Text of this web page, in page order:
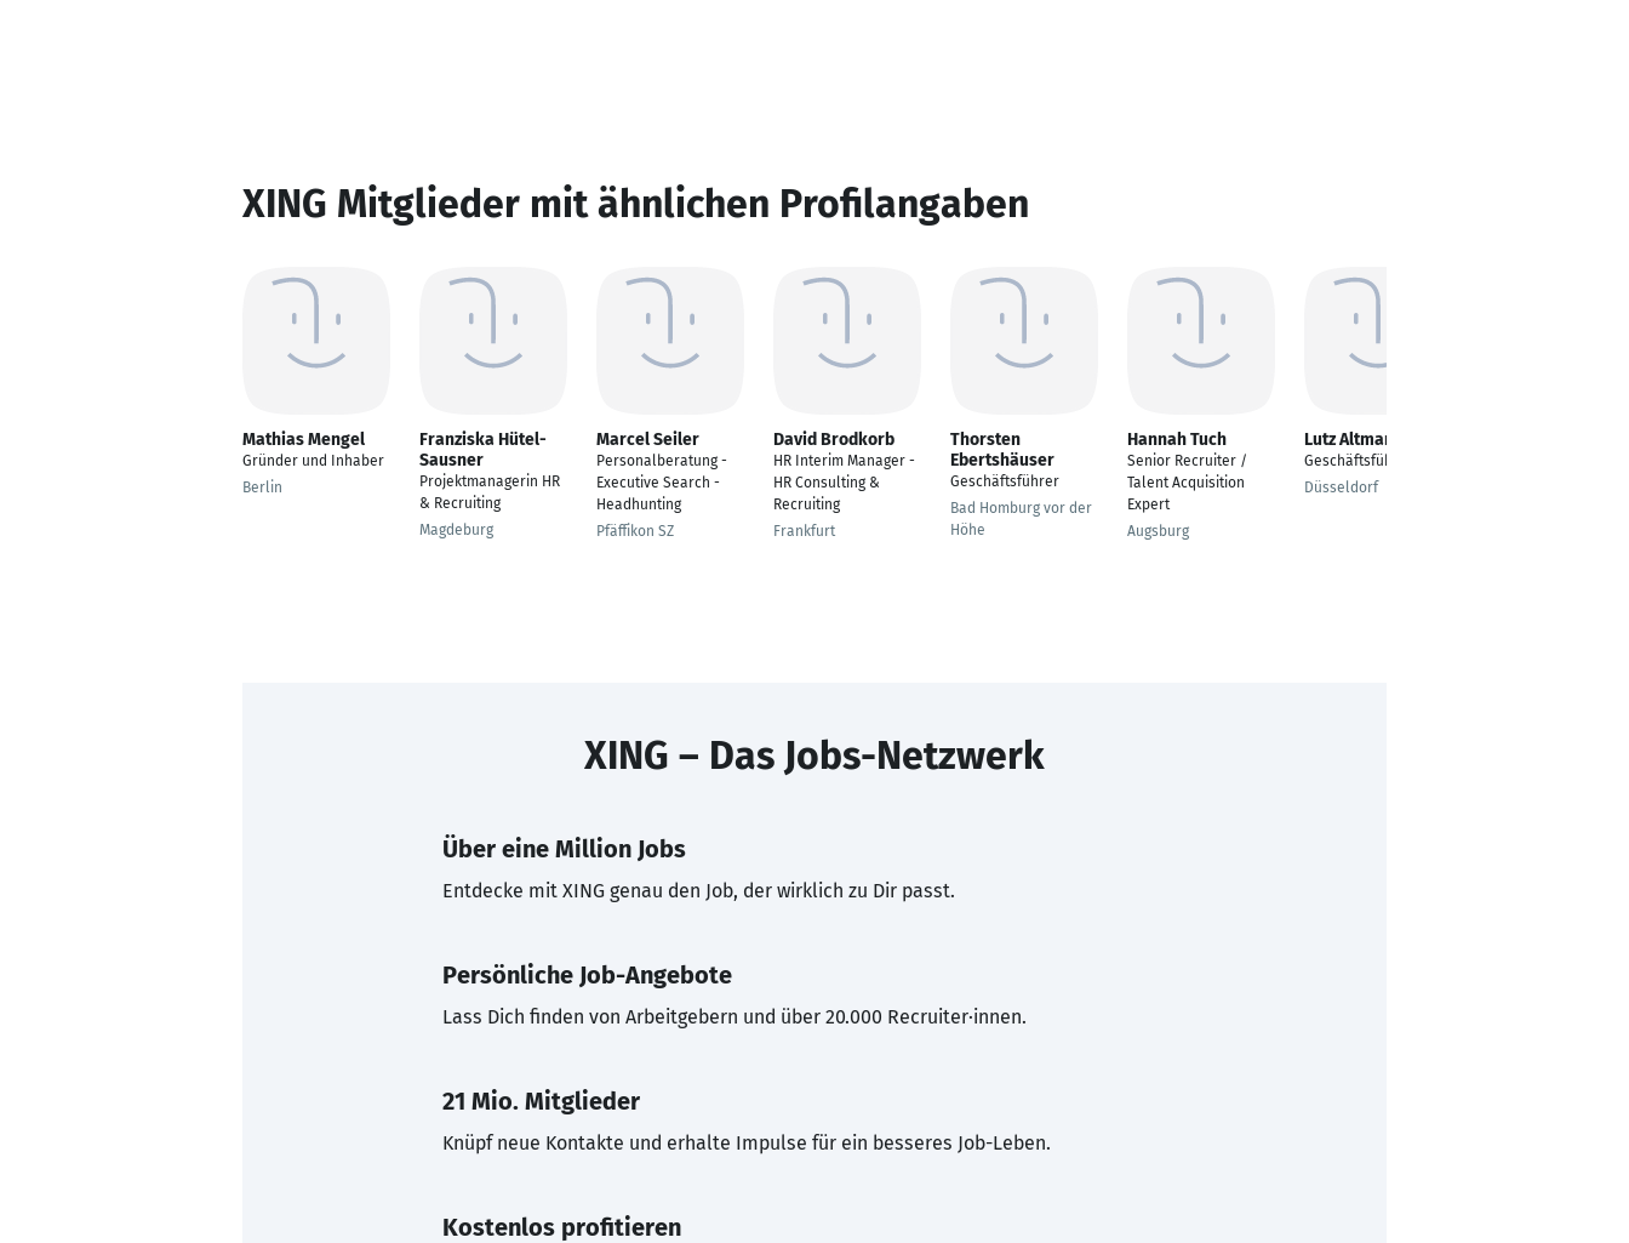
XING Mitglieder mit ähnlichen Profilangaben
Mathias Mengel
Gründer und Inhaber
Berlin
Franziska Hütel-
Sausner
Projektmanagerin HR
& Recruiting
Magdeburg
Marcel Seiler
Personalberatung -
Executive Search -
Headhunting
Pfäffikon SZ
David Brodkorb
HR Interim Manager -
HR Consulting &
Recruiting
Frankfurt
Thorsten
Ebertshäuser
Geschäftsführer
Bad Homburg vor der
Höhe
Hannah Tuch
Senior Recruiter /
Talent Acquisition
Expert
Augsburg
Lutz Altmann
Geschäftsführer
Düsseldorf
XING – Das Jobs-Netzwerk
Über eine Million Jobs
Entdecke mit XING genau den Job, der wirklich zu Dir passt.
Persönliche Job-Angebote
Lass Dich finden von Arbeitgebern und über 20.000 Recruiter·innen.
21 Mio. Mitglieder
Knüpf neue Kontakte und erhalte Impulse für ein besseres Job-Leben.
Kostenlos profitieren